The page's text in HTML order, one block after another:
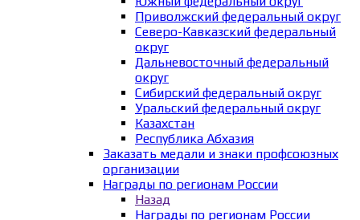
Приволжский федеральный округ
Северо-Кавказский федеральный
округ
Дальневосточный федеральный
округ
Сибирский федеральный округ
Уральский федеральный округ
Казахстан
Республика Абхазия
Заказать медали и знаки профсоюзных
организации
Награды по регионам России
Назад
Награды по регионам России